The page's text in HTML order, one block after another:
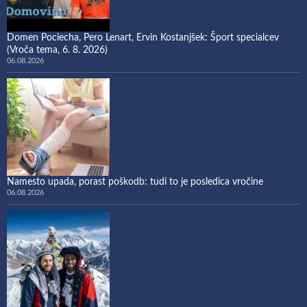
Domen Pociecha, Pero Lenart, Ervin Kostanjšek: Šport specialcev
(Vroča tema, 6. 8. 2026)
06.08.2026
Namesto upada, porast poškodb: tudi to je posledica vročine
06.08.2026